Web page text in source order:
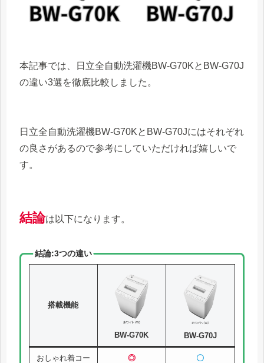
本記事では、日立全自動洗濯機BW-G70KとBW-G70J
の違い3選を徹底比較しました。
日立全自動洗濯機BW-G70KとBW-G70Jにはそれぞれ
の良さがあるので参考にしていただければ嬉しいで
す。
結論は以下になります。
結論:3つの違い
搭載機能
BW-G70K BW-G70J
おしゃれ着コー
◎
〇